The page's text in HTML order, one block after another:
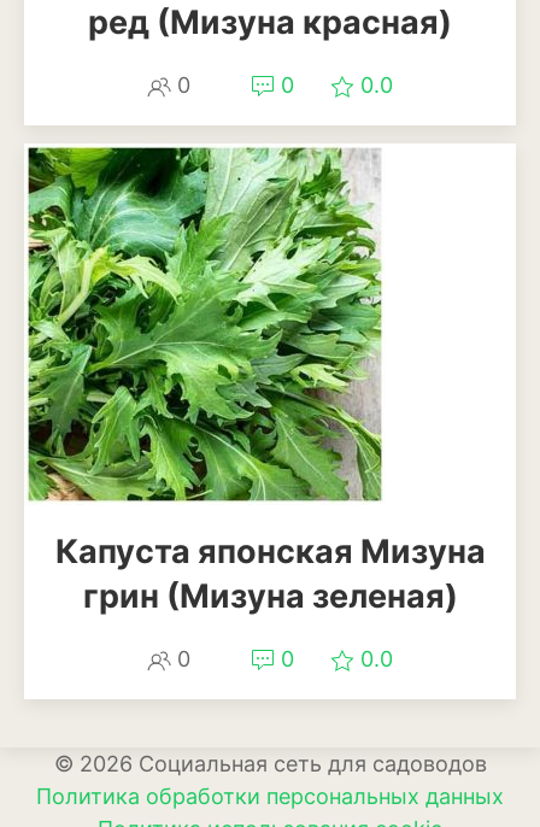
ред (Мизуна красная)
0 0 0.0
Капуста японская Мизуна
грин (Мизуна зеленая)
0 0 0.0
© 2026 Социальная сеть для садоводов
Политика обработки персональных данных